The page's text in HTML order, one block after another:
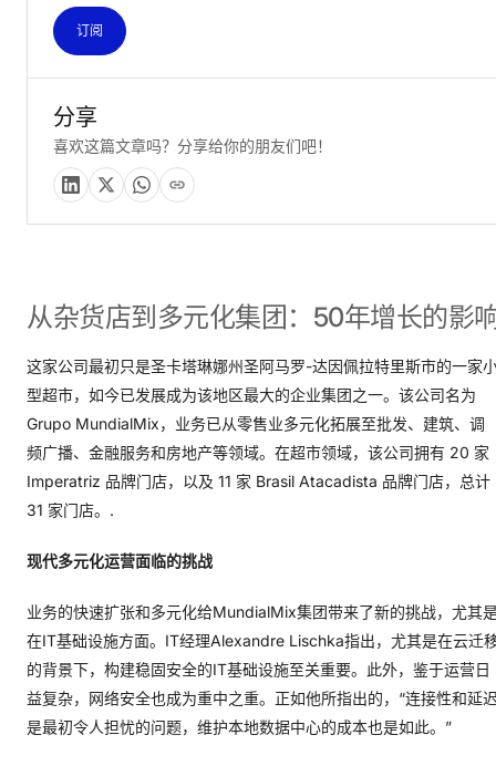
从杂货店到多元化集团：50年增长的影
这家公司最初只是圣卡塔琳娜州圣阿马罗-达因佩拉特里斯市的一家
型超市，如今已发展成为该地区最大的企业集团之一。该公司名为
Grupo MundialMix，业务已从零售业多元化拓展至批发、建筑、调
频广播、金融服务和房地产等领域。在超市领域，该公司拥有 20 家
Imperatriz 品牌门店，以及 11 家 Brasil Atacadista 品牌门店，总计
31 家门店。.
现代多元化运营面临的挑战
业务的快速扩张和多元化给MundialMix集团带来了新的挑战，尤其
在IT基础设施方面。IT经理Alexandre Lischka指出，尤其是在云迁
的背景下，构建稳固安全的IT基础设施至关重要。此外，鉴于运营日
益复杂，网络安全也成为重中之重。正如他所指出的，“连接性和延
是最初令人担忧的问题，维护本地数据中心的成本也是如此。”
订阅
分享
喜欢这篇文章吗？分享给你的朋友们吧！